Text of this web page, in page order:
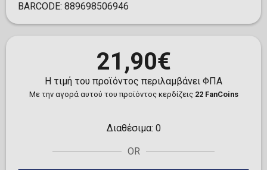
BARCODE: 889698506946
21,90€
Η τιμή του προϊόντος περιλαμβάνει ΦΠΑ
Με την αγορά αυτού του προϊόντος κερδίζεις 22 FanCoins
Διαθέσιμα: 0
OR